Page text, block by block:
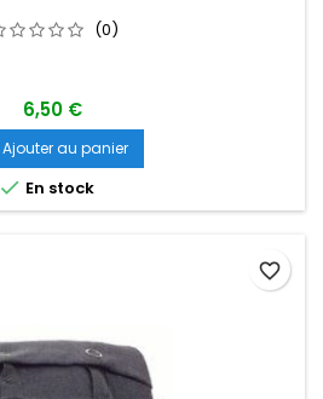
(0)
6,50 €
Ajouter au panier
 En stock
favorite_border